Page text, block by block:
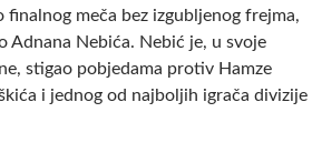
meča bez izgubljenog frejma,
Adnana Nebića. Nebić je, u svoje
stigao pobjedama protiv Hamze
i jednog od najboljih igrača divizije